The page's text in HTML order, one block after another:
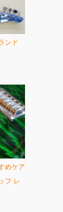
ンド
めケア
フ レ